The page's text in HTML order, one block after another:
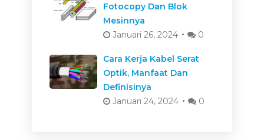
Fotocopy Dan Blok
Mesinnya
Januari 26, 2024
0
Cara Kerja Kabel Serat
Optik, Manfaat Dan
Definisinya
Januari 24, 2024
0